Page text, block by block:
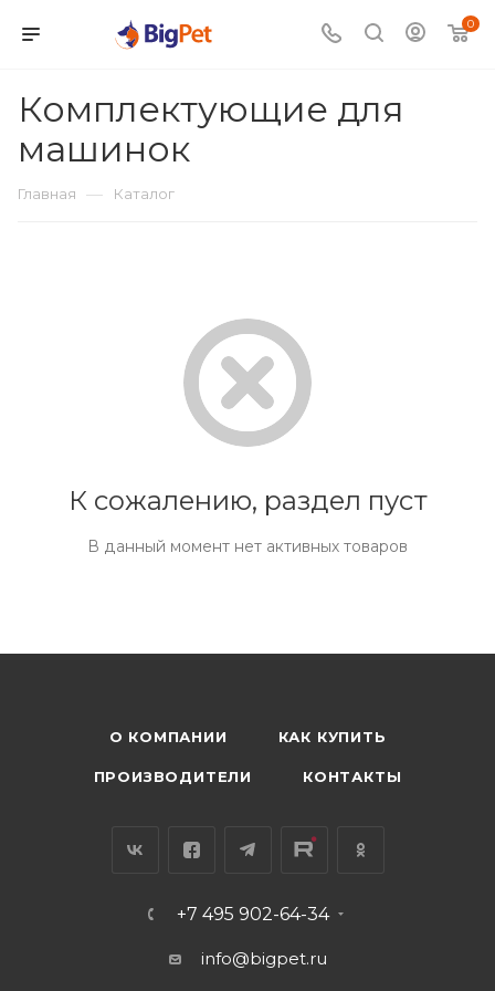
0
Комплектующие для
машинок
Главная — Каталог
К сожалению, раздел пуст
В данный момент нет активных товаров
О КОМПАНИИ КАК КУПИТЬ
ПРОИЗВОДИТЕЛИ КОНТАКТЫ
+7 495 902-64-34
info@bigpet.ru